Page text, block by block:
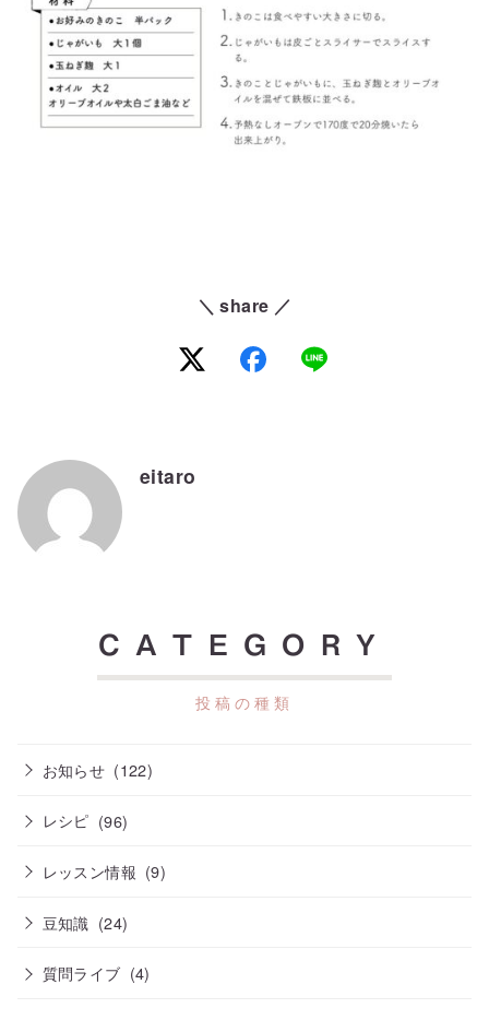
＼ share ／
eitaro
CATEGORY
お知らせ (122)
レシピ (96)
レッスン情報 (9)
豆知識 (24)
質問ライブ (4)